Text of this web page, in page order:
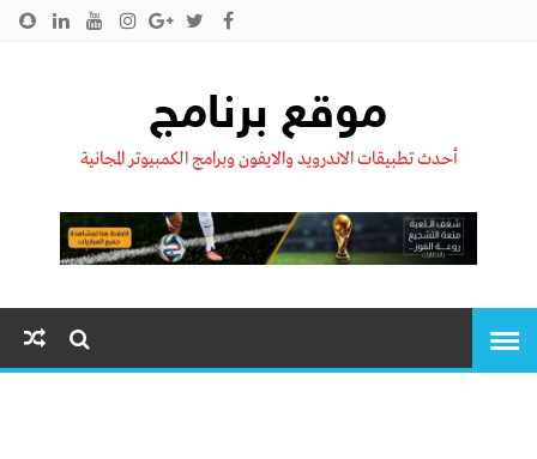
موقع برنامج
أحدث تطبيقات الاندرويد والايفون وبرامج الكمبيوتر المجانية